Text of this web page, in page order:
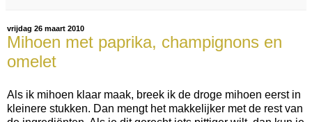
vrijdag 26 maart 2010
Mihoen met paprika, champignons en
omelet
Als ik mihoen klaar maak, breek ik de droge mihoen eerst in
kleinere stukken. Dan mengt het makkelijker met de rest van